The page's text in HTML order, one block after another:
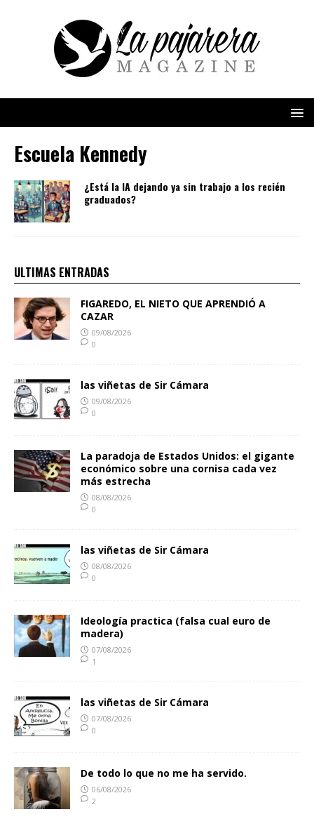
Escuela Kennedy
¿Está la IA dejando ya sin trabajo a los recién
graduados?
ULTIMAS ENTRADAS
FIGAREDO, EL NIETO QUE APRENDIÓ A
CAZAR
09/08/2026
0
las viñetas de Sir Cámara
09/08/2026
0
La paradoja de Estados Unidos: el gigante
económico sobre una cornisa cada vez
más estrecha
08/08/2026
0
las viñetas de Sir Cámara
08/08/2026
0
Ideología practica (falsa cual euro de
madera)
07/08/2026
1
las viñetas de Sir Cámara
07/08/2026
0
De todo lo que no me ha servido.
06/08/2026
2